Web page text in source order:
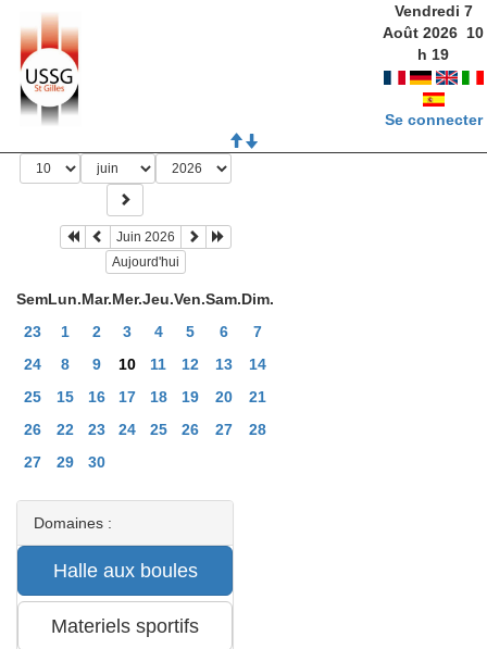
Vendredi 7
Août 2026 10
h 19
Se connecter
Juin 2026
Aujourd'hui
SemLun.Mar.Mer.Jeu.Ven.Sam.Dim.
23
1 2 3 4 5 6
7
24
8 9 10 11 12 13
14
25
15 16 17 18 19 20
21
26
22 23 24 25 26 27
28
27
29 30
Domaines :